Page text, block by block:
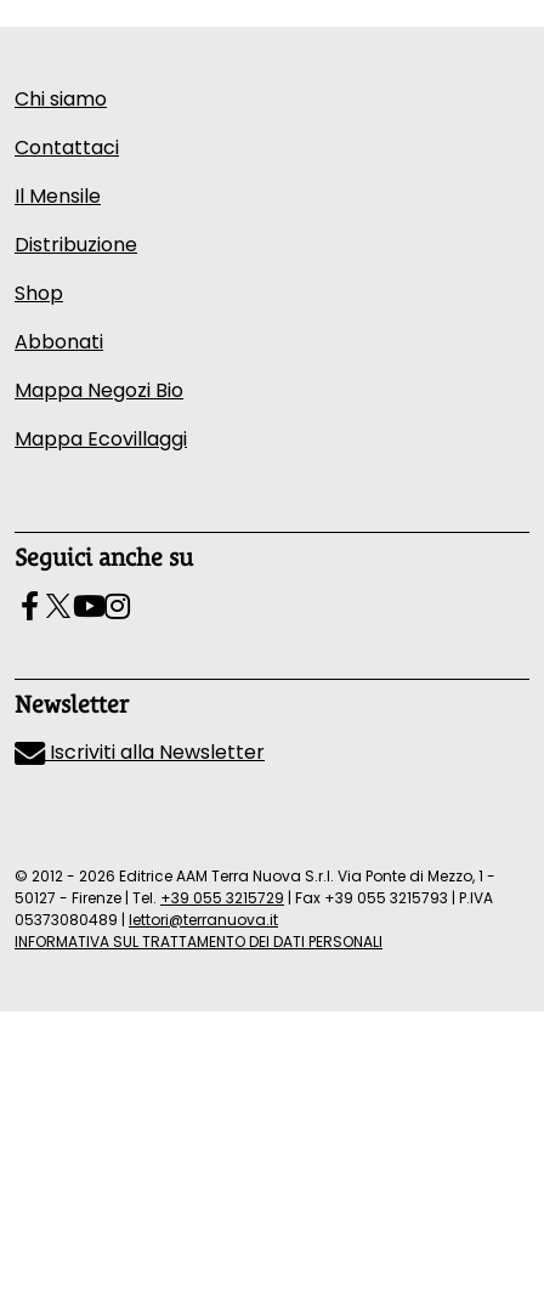
Chi siamo
Contattaci
Il Mensile
Distribuzione
Shop
Abbonati
Mappa Negozi Bio
Mappa Ecovillaggi
Seguici anche su
Newsletter
Iscriviti alla Newsletter
© 2012 - 2026 Editrice AAM Terra Nuova S.r.l. Via Ponte di Mezzo, 1 -
50127 - Firenze | Tel. +39 055 3215729 | Fax +39 055 3215793 | P.IVA
05373080489 | lettori@terranuova.it
INFORMATIVA SUL TRATTAMENTO DEI DATI PERSONALI